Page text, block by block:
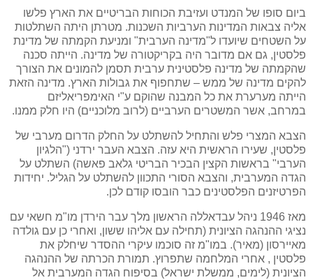
ביום סופו של המנדט ועזיבת הכוחות הבריטיים את הארץ פלשו
אליה צבאות המדינות הערביות השכנות. מטרתן היתה השתלטות
על השטחים שיועדו ל"מדינה הערבית" ומניעת הקמתה של מדינת
פלסטין, גם אם מדובר היה בקריקטורה של מדינה. הייתה סכנה
שהקמתה של מדינה פלסטינית ערבית תסמן להמונים את הצורך
להקים מדינה של ממש – שתחפוף את גבולות הארץ. מדינה הזאת
הייתה מערערת את כל המבנה שהוקם ע"י האימפריאליזם
במרחב, אשר המשטרים הערביים (לרוב מלוכניים) היו חלק ממנו.
הצבא המצרי פלש והתחיל להשתלט על החלק הדרום מערבי של
פלסטין, שעירו הראשית היא עזה. הצבא העבר ירדני ("הלגיון
הערבי" בראשות הקצין הבכיר הבריטי גלאב פאשה) השתלט על
הגדה המערבית, והצבא הסורי התכוון להשתלט על הגליל. יחידות
הפרטיזנים הפלסטינים כבר הובסו קודם לכן.
מאז 1946 ניהל עבדאללה הראשון מלך עבר הירדן מו"מ חשאי עם
נציגי ההנהגה הציונית (תחילה עם אליהו ששון, ואחרי כן עם גולדה
מאיירסון (מאיר). במו"מ זה סוכמו עיקרי ההסדר שיחלק את
פלסטין , אחרי המלחמה שתפרוץ. תמורת הכרתה של ההנהגה
הציונית (לימים, ממשלת ישראל) בסיפוח הגדה המערבית אל